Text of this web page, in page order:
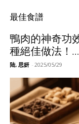
最佳食譜
鴨肉的神奇功
種絕佳做法！...
陆, 思妍 - 2025/05/29